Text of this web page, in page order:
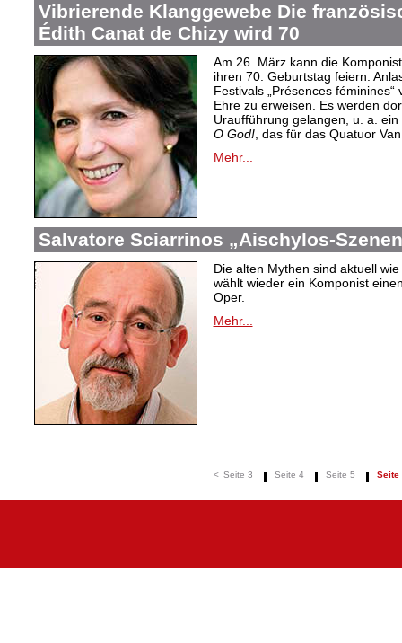
Vibrierende Klanggewebe Die
Édith Canat de Chizy wird 70
Am 26. März kann die
ihren 70. Geburtstag feiern:
Festivals „Présences
Ehre zu erweisen. Es werden
Uraufführung gelangen, u. a.
O God!, das für das Quatuor
Mehr...
Salvatore Sciarrinos „Aischylos-
Die alten Mythen sind aktuell
wählt wieder ein Komponist
Oper.
Mehr...
< Seite 3 Seite 4 Seite 5 Seite